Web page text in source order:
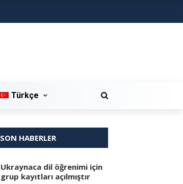
Türkçe
SON HABERLER
Ukraynaca dil öğrenimi için
grup kayıtları açılmıştır